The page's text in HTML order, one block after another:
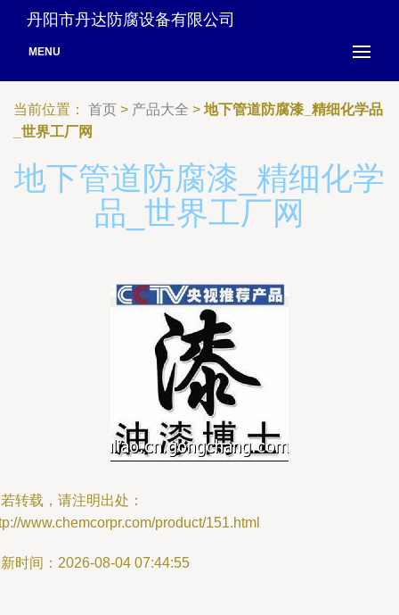
丹阳市丹达防腐设备有限公司
MENU
当前位置： 首页 > 产品大全 > 地下管道防腐漆_精细化学品
_世界工厂网
地下管道防腐漆_精细化学
品_世界工厂网
转载，请注明出处：
www.chemcorpr.com/product/151.html
时间：2026-08-04 07:44:55